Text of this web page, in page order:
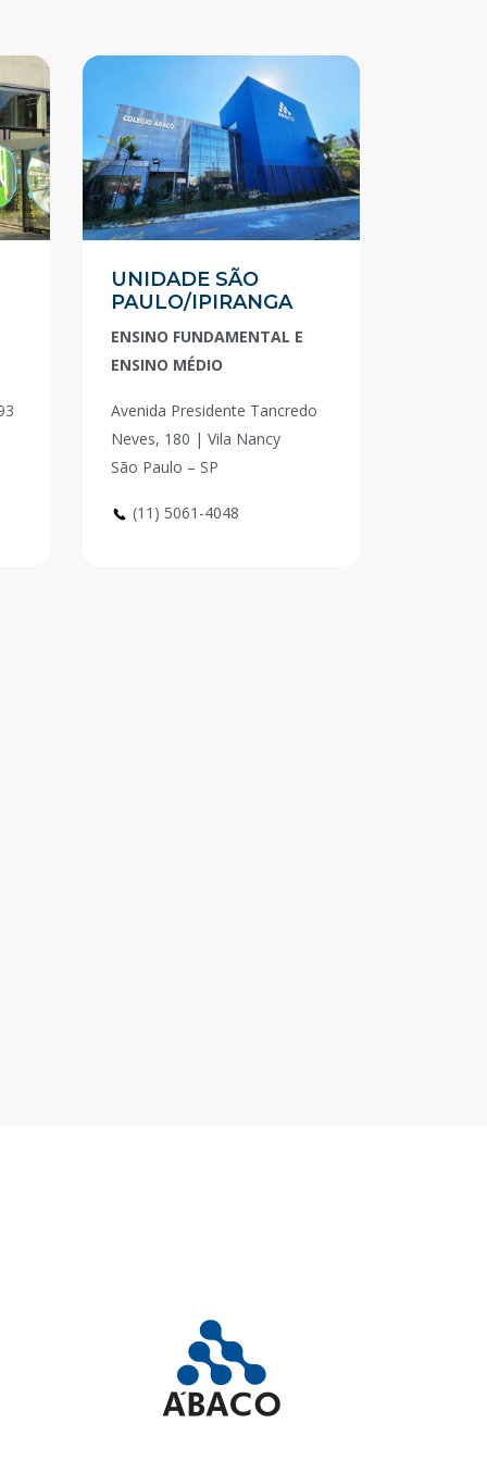
UNIDADE SÃO
PAULO/IPIRANGA
ENSINO FUNDAMENTAL E
ENSINO MÉDIO
Avenida Presidente Tancredo
Neves, 180 | Vila Nancy
São Paulo – SP
(11) 5061-4048